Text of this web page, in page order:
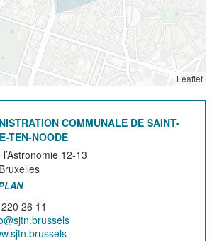
Leaflet
COMMUNALE DE SAINT-
TEN-NOODE
l’Astronomie 12-13
Bruxelles
26 11